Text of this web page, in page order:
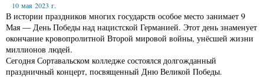
10 мая 2023 г.
В истории праздников многих государств особое место занимает 9
Мая — День Победы над нацистской Германией. Этот день знаменует
окончание кровопролитной Второй мировой войны, унёсшей жизни
миллионов людей.
Сегодня Сортавальском колледже состоялся долгожданный
праздничный концерт, посвященный Дню Великой Победы.